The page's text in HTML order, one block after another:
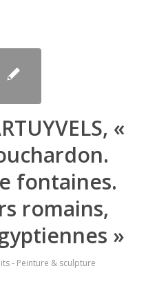
«
fontaines.
romains,
»
- Peinture & sculpture